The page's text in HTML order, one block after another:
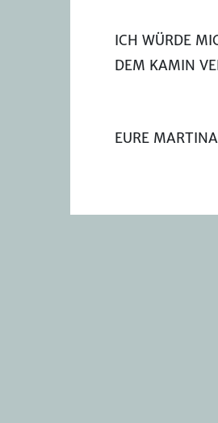
ICH WÜRDE
DEM KAMIN
EURE